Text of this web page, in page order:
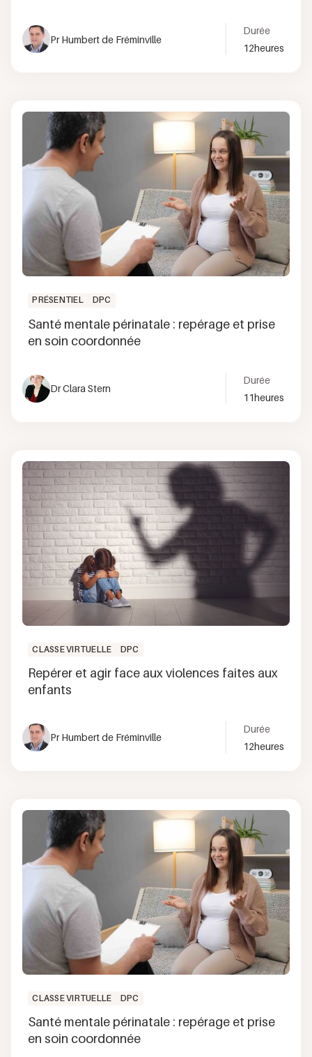
Pr Humbert de Fréminville
Durée
12heures
PRÉSENTIEL DPC
Santé mentale périnatale : repérage et prise
en soin coordonnée
Dr Clara Stern
Durée
11heures
CLASSE VIRTUELLE DPC
Repérer et agir face aux violences faites aux
enfants
Pr Humbert de Fréminville
Durée
12heures
CLASSE VIRTUELLE DPC
Santé mentale périnatale : repérage et prise
en soin coordonnée